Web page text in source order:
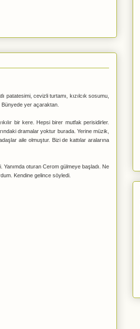
patatesimi, cevizli turtamı, kızılcık sosumu,
yer açaraktan.
bir kere. Hepsi birer mutfak perisidirler.
dramalar yoktur burada. Yerine müzik,
aile olmuştur. Bizi de kattılar aralarına
Yanımda oturan Cerom gülmeye başladı. Ne
Kendine gelince söyledi.